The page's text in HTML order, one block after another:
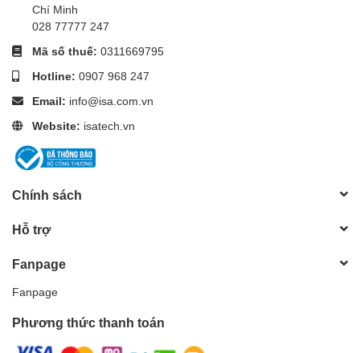
Chí Minh
028 77777 247
Mã số thuế: 0311669795
Hotline: 0907 968 247
Email: info@isa.com.vn
Website: isatech.vn
Chính sách
Hỗ trợ
Fanpage
Fanpage
Phương thức thanh toán